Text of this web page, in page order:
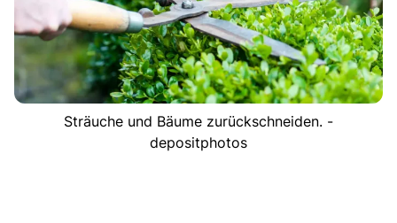
Sträuche und Bäume zurückschneiden. -
depositphotos